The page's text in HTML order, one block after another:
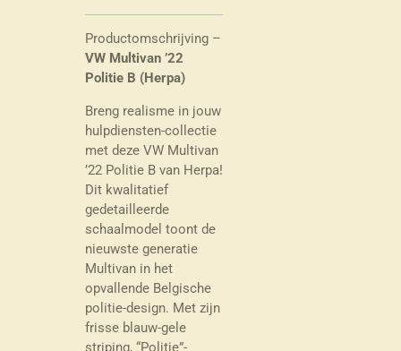
Productomschrijving –
VW Multivan ’22
Politie B (Herpa)
Breng realisme in jouw
hulpdiensten-collectie
met deze VW Multivan
’22 Politie B van Herpa!
Dit kwalitatief
gedetailleerde
schaalmodel toont de
nieuwste generatie
Multivan in het
opvallende Belgische
politie-design. Met zijn
frisse blauw-gele
striping, “Politie”-